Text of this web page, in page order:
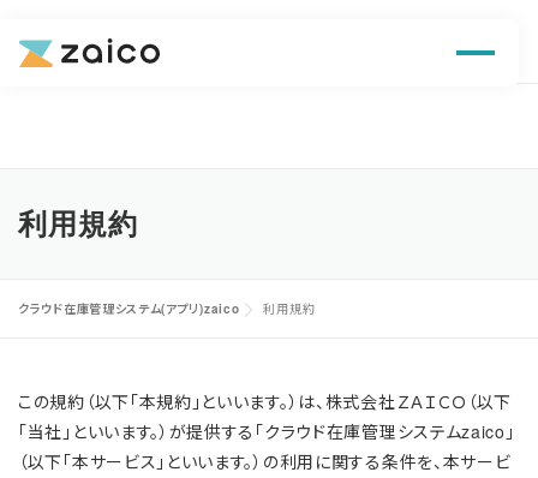
機能
料金
導入事例
home
在庫管理システム zaico
利用規約
クラウド在庫管理システム(アプリ)zaico 利用規約
この規約（以下「本規約」といいます。）は、株式会社ＺＡＩＣＯ（以下
「当社」といいます。）が提供する「クラウド在庫管理システムzaico」
（以下「本サービス」といいます。）の利用に関する条件を、本サービ